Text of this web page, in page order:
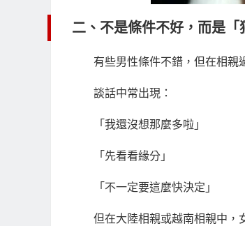
二、不是條件不好，而是「
有些男性條件不錯，但在相親
談話中常出現：
「我還沒想那麼多啦」
「先看看緣分」
「不一定要這麼快決定」
但在大陸相親或越南相親中，